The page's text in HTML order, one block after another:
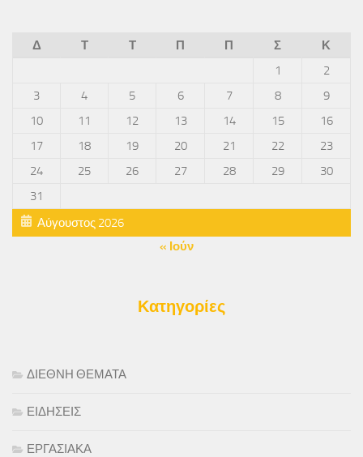
Αύγουστος 2026
Δ Τ Τ Π Π Σ
Κ
1
2
3
4 5 6 7 8
9
10
11 12 13 14 15
16
17
18 19 20 21 22
23
24
25 26 27 28 29
30
31
« Ιούν
Κατηγορίες
ΔΙΕΘΝΗ ΘΕΜΑΤΑ
ΕΙΔΗΣΕΙΣ
ΕΡΓΑΣΙΑΚΑ